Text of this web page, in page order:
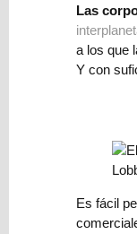
Reseña
Publicar
Balance
Corregir
Autores
Las
a los que
Y con
Es fácil